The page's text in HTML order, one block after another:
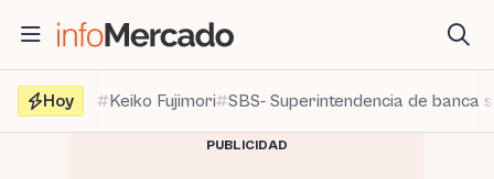
contenido
Hoy
Keiko Fujimori SBS- Superintendencia de banca
PUBLICIDAD